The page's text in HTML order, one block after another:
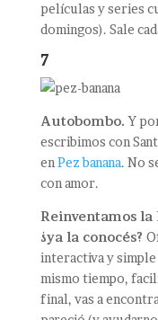
películas y series
domingos). Sale
7
Autobombo.Y
escribimos con
enPez banana. No
con amor.
Reinventamos la
¿ya la conocés?
interactiva y
mismo tiempo,
final, vas a